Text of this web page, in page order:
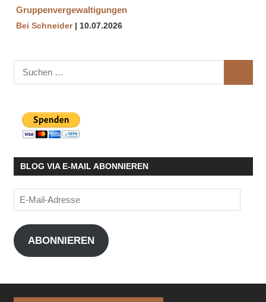
Gruppenvergewaltigungen
Bei Schneider 10.07.2026
Suchen
nach:
BLOG VIA E-MAIL ABONNIEREN
E-
Mail-
Adresse
ABONNIEREN